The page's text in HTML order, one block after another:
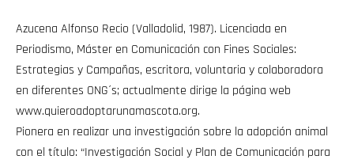
Azucena Alfonso Recio (Valladolid, 1987). Licenciada en
Periodismo, Máster en Comunicación con Fines Sociales:
Estrategias y Campañas, escritora, voluntaria y colaboradora
en diferentes ONG´s; actualmente dirige la página web
www.quieroadoptarunamascota.org.
Pionera en realizar una investigación sobre la adopción animal
con el título: “Investigación Social y Plan de Comunicación para